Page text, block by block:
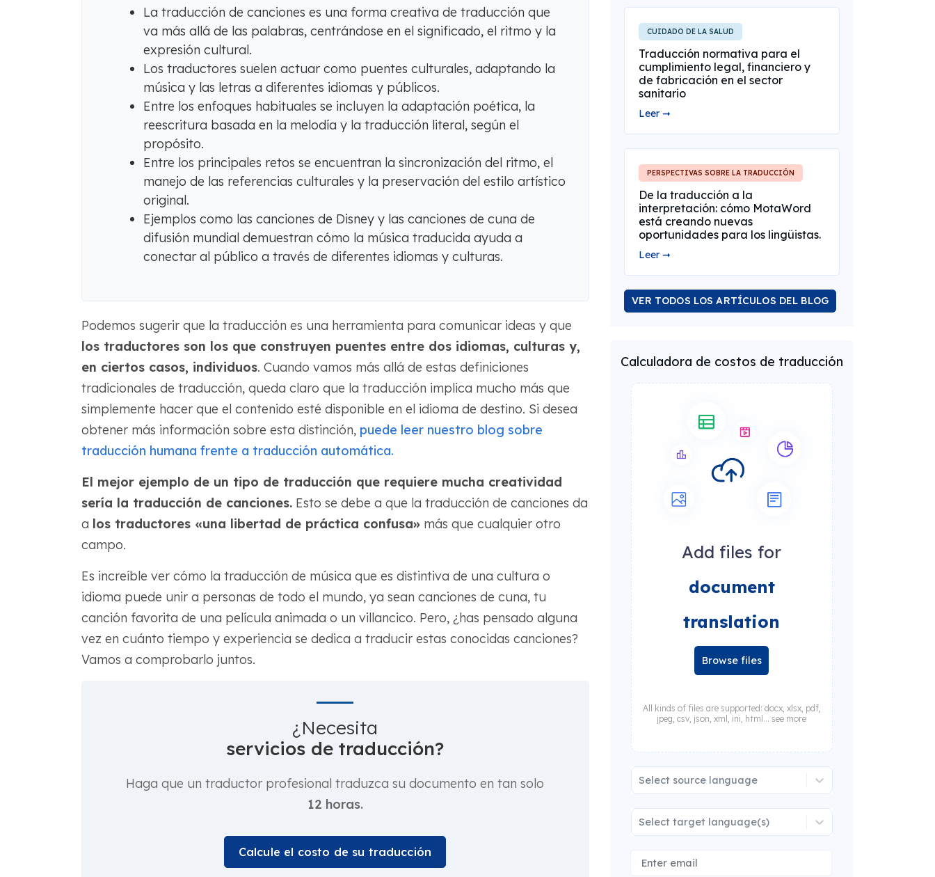
La traducción de canciones es una forma creativa de traducción que
va más allá de las palabras, centrándose en el significado, el ritmo y la
expresión cultural.
Los traductores suelen actuar como puentes culturales, adaptando la
música y las letras a diferentes idiomas y públicos.
Entre los enfoques habituales se incluyen la adaptación poética, la
reescritura basada en la melodía y la traducción literal, según el
propósito.
Entre los principales retos se encuentran la sincronización del ritmo, el
manejo de las referencias culturales y la preservación del estilo artístico
original.
Ejemplos como las canciones de Disney y las canciones de cuna de
difusión mundial demuestran cómo la música traducida ayuda a
conectar al público a través de diferentes idiomas y culturas.
Podemos sugerir que la traducción es una herramienta para comunicar ideas y que
los traductores son los que construyen puentes entre dos idiomas, culturas y,
en ciertos casos, individuos. Cuando vamos más allá de estas definiciones
tradicionales de traducción, queda claro que la traducción implica mucho más que
simplemente hacer que el contenido esté disponible en el idioma de destino. Si desea
obtener más información sobre esta distinción, puede leer nuestro blog sobre
traducción humana frente a traducción automática.
El mejor ejemplo de un tipo de traducción que requiere mucha creatividad
sería la traducción de canciones.Esto se debe a que la traducción de canciones da
a los traductores «una libertad de práctica confusa»más que cualquier otro
campo.
Es increíble ver cómo la traducción de música que es distintiva de una cultura o
idioma puede unir a personas de todo el mundo, ya sean canciones de cuna, tu
canción favorita de una película animada o un villancico. Pero, ¿has pensado alguna
vez en cuánto tiempo y experiencia se dedica a traducir estas conocidas canciones?
Vamos a comprobarlo juntos.
¿Necesita
servicios de traducción?
Haga que un traductor profesional traduzca su documento en tan solo
12 horas.
Calcule el costo de su traducción
CUIDADO DE LA SALUD
Traducción normativa para el
cumplimiento legal, financiero y
de fabricación en el sector
sanitario
Leer ➞
PERSPECTIVAS SOBRE LA TRADUCCIÓN
De la traducción a la
interpretación: cómo MotaWord
está creando nuevas
oportunidades para los lingüistas.
Leer ➞
VER TODOS LOS ARTÍCULOS DEL BLOG
Calculadora de costos de traducción
Add files for
document
translation
Browse files
All kinds of files are supported: docx, xlsx, pdf,
jpeg, csv, json, xml, ini, html... see more
Select source language
Select target language(s)